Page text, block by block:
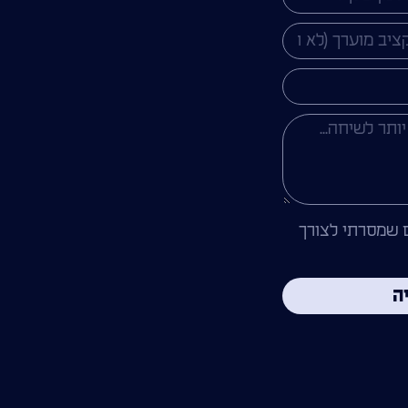
שמסרתי לצורך